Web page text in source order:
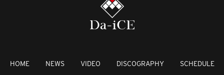
HOME NEWS VIDEO DISCOGRAPHY SCHEDULE